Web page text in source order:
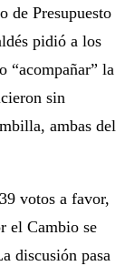
de Presupuesto
pidió a los
“acompañar” la
sin
ambas del
votos a favor,
el Cambio se
discusión pasa